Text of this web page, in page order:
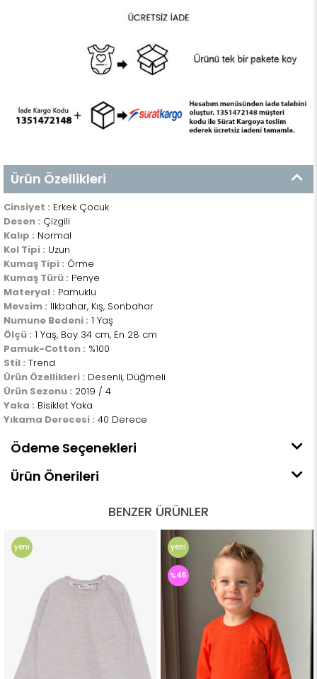
Ürün Özellikleri
Cinsiyet : Erkek Çocuk
Desen : Çizgili
Kalıp : Normal
Kol Tipi : Uzun
Kumaş Tipi : Örme
Kumaş Türü : Penye
Materyal : Pamuklu
Mevsim : İlkbahar, Kış, Sonbahar
Numune Bedeni : 1 Yaş
Ölçü : 1 Yaş, Boy 34 cm, En 28 cm
Pamuk-Cotton : %100
Stil : Trend
Ürün Özellikleri : Desenli, Düğmeli
Ürün Sezonu : 2019 / 4
Yaka : Bisiklet Yaka
Yıkama Derecesi : 40 Derece
Ödeme Seçenekleri
Ürün Önerileri
BENZER ÜRÜNLER
yeni
%45
yeni
ürün